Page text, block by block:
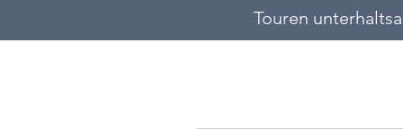
Touren